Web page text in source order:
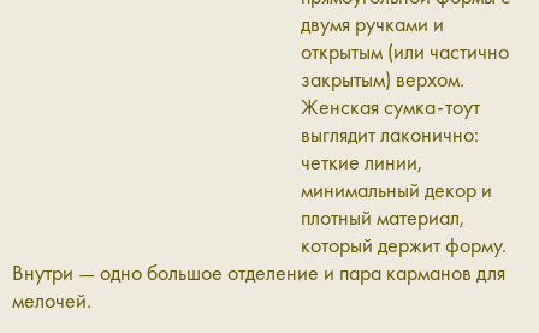
двумя ручками и
открытым (или частично
закрытым) верхом.
Женская сумка-тоут
выглядит лаконично:
четкие линии,
минимальный декор и
плотный материал,
который держит форму.
Внутри — одно большое отделение и пара карманов для
мелочей.